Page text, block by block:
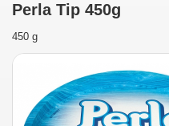
Perla Tip 450g
450 g